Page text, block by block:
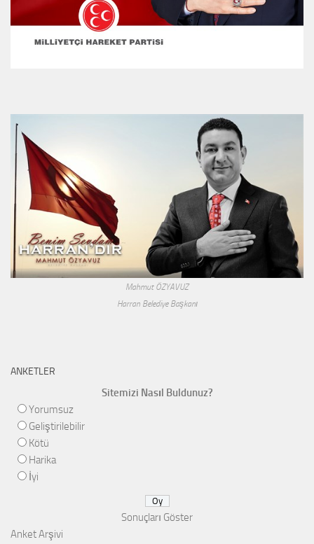
Mahmut ÖZYAVUZ
Harran Belediye Başkanı
ANKETLER
Sitemizi Nasıl Buldunuz?
Yorumsuz
Geliştirilebilir
Kötü
Harika
İyi
Sonuçları Göster
Anket Arşivi